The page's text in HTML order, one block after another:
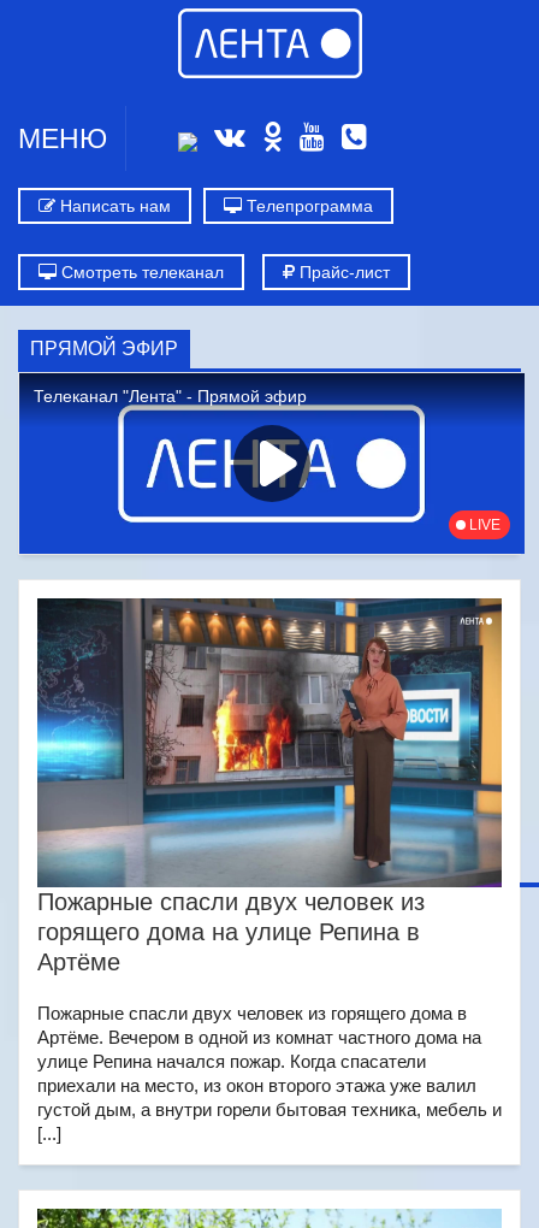
МЕНЮ
Написать нам Телепрограмма
Смотреть телеканал Прайс-лист
ПРЯМОЙ ЭФИР
Пожарные спасли двух человек из
горящего дома на улице Репина в
Артёме
Пожарные спасли двух человек из горящего дома в
Артёме. Вечером в одной из комнат частного дома на
улице Репина начался пожар. Когда спасатели
приехали на место, из окон второго этажа уже валил
густой дым, а внутри горели бытовая техника, мебель и
[...]